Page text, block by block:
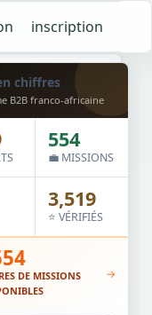
inscription
Wall
chiffres
B2B franco-africaine
554
💼 MISSIONS
3,519
⭐ VÉRIFIÉS
DE MISSIONS
→